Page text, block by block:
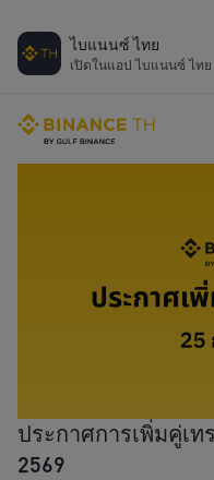
ไบแนนซ์ ไทย
เปิดในแอป ไบแนนซ์ ไทย
ประกาศการเพิ่มคู่เ
2569